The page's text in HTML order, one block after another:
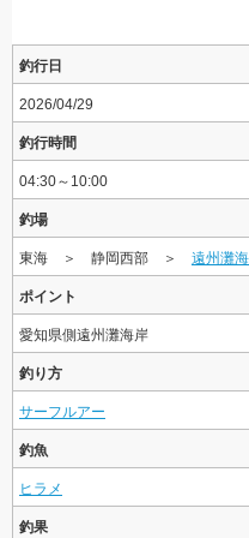
釣行日
2026/04/29
釣行時間
04:30～10:00
釣場
東海 ＞ 静岡西部 ＞ 遠州灘
ポイント
愛知県側遠州灘海岸
釣り方
サーフルアー
釣魚
ヒラメ
釣果